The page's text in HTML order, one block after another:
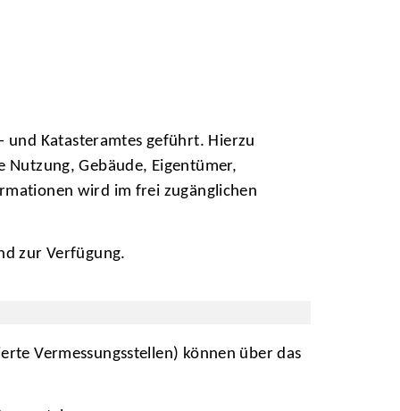
und Katasteramtes geführt. Hierzu
Nutzung, Gebäude, Eigentümer,
wird im frei zugänglichen
zur Verfügung.
Vermessungsstellen) können über das